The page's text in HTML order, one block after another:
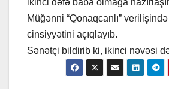
ikinci dəfə baba olmağa
Müğənni “Qonaqcanlı”
cinsiyyətini açıqlayıb.
Sənətçi bildirib ki, ikinci nəvəsi